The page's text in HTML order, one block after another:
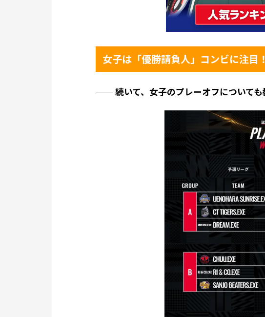
女子は「優勝請負人」コンビに注目！
── 続いて、女子のプレーオフについても